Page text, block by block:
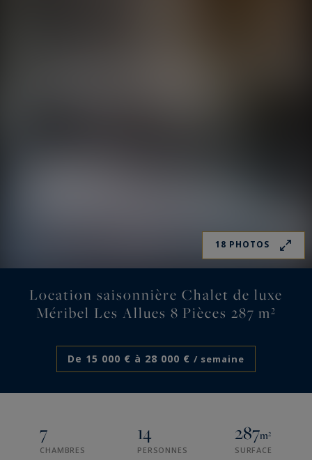
18 PHOTOS
Location saisonnière Chalet de luxe
Méribel Les Allues 8 Pièces 287 m²
De 15 000 € à 28 000 € / semaine
7
CHAMBRES
14
PERSONNES
287m²
SURFACE